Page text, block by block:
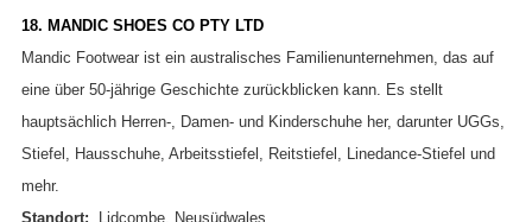
18. MANDIC SHOES CO PTY LTD
Mandic Footwear ist ein australisches Familienunternehmen, das auf
eine über 50-jährige Geschichte zurückblicken kann. Es stellt
hauptsächlich Herren-, Damen- und Kinderschuhe her, darunter UGGs,
Stiefel, Hausschuhe, Arbeitsstiefel, Reitstiefel, Linedance-Stiefel und
mehr.
Standort: Lidcombe, Neusüdwales